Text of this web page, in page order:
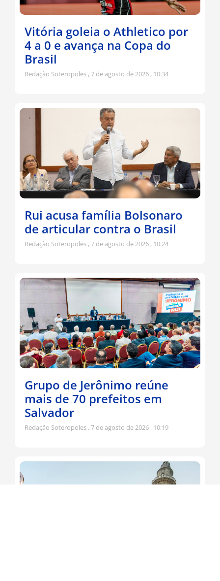
Vitória goleia o Athletico por
4 a 0 e avança na Copa do
Brasil
Redação Soteropoles 7 de agosto de 2026 10:34
Rui acusa família Bolsonaro
de articular contra o Brasil
Redação Soteropoles 7 de agosto de 2026 10:24
Grupo de Jerônimo reúne
mais de 70 prefeitos em
Salvador
Redação Soteropoles 7 de agosto de 2026 10:19